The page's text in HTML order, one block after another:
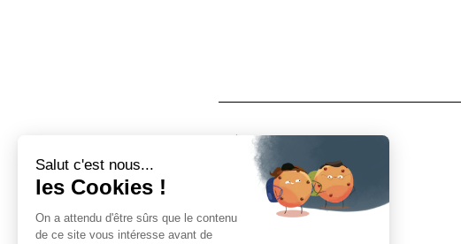
À propos
Qui sommes nous ?
Nos magasins
Mentions légales